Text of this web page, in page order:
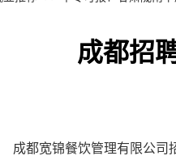
成都招
成都宽锦餐饮管理有限公司